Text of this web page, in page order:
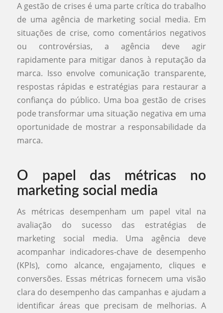
A gestão de crises é uma parte crítica do trabalho
de uma agência de marketing social media. Em
situações de crise, como comentários negativos
ou controvérsias, a agência deve agir
rapidamente para mitigar danos à reputação da
marca. Isso envolve comunicação transparente,
respostas rápidas e estratégias para restaurar a
confiança do público. Uma boa gestão de crises
pode transformar uma situação negativa em uma
oportunidade de mostrar a responsabilidade da
marca.
O papel das métricas no
marketing social media
As métricas desempenham um papel vital na
avaliação do sucesso das estratégias de
marketing social media. Uma agência deve
acompanhar indicadores-chave de desempenho
(KPIs), como alcance, engajamento, cliques e
conversões. Essas métricas fornecem uma visão
clara do desempenho das campanhas e ajudam a
identificar áreas que precisam de melhorias. A